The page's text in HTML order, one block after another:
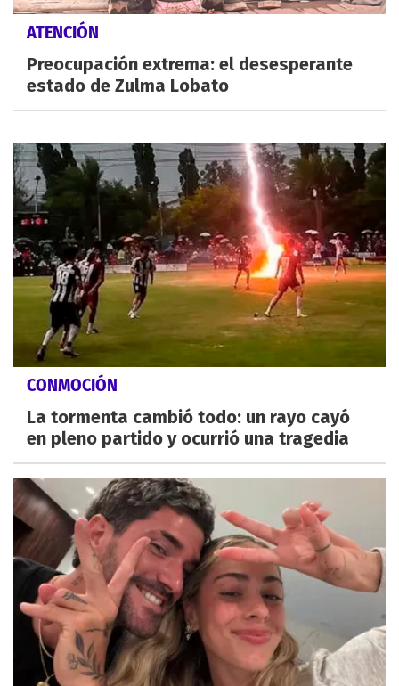
ATENCIÓN
Preocupación extrema: el desesperante
estado de Zulma Lobato
CONMOCIÓN
La tormenta cambió todo: un rayo cayó
en pleno partido y ocurrió una tragedia